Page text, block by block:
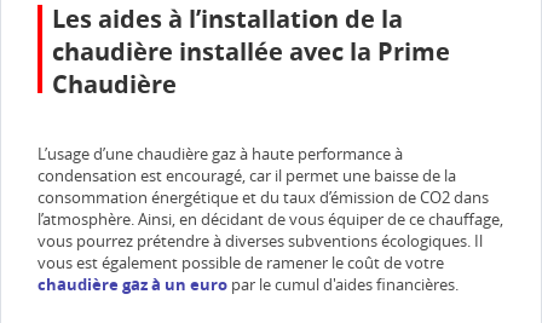
Les aides à l’installation de la
chaudière installée avec la Prime
Chaudière
L’usage d’une chaudière gaz à haute performance à
condensation est encouragé, car il permet une baisse de la
consommation énergétique et du taux d’émission de CO2 dans
l’atmosphère. Ainsi, en décidant de vous équiper de ce chauffage,
vous pourrez prétendre à diverses subventions écologiques. Il
vous est également possible de ramener le coût de votre
chaudière gaz à un euro par le cumul d'aides financières.